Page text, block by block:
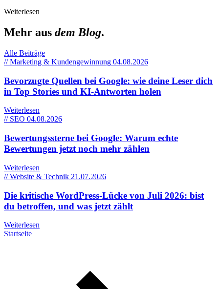
Weiterlesen
Mehr aus dem Blog.
Alle Beiträge
// Marketing & Kundengewinnung 04.08.2026
Bevorzugte Quellen bei Google: wie deine Leser dich
in Top Stories und KI-Antworten holen
Weiterlesen
// SEO 04.08.2026
Bewertungssterne bei Google: Warum echte
Bewertungen jetzt noch mehr zählen
Weiterlesen
// Website & Technik 21.07.2026
Die kritische WordPress-Lücke von Juli 2026: bist
du betroffen, und was jetzt zählt
Weiterlesen
Startseite